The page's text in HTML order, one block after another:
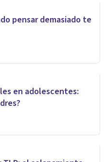
pensar demasiado te
en adolescentes: